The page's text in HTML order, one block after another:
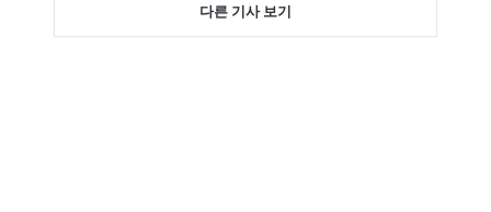
다른 기사 보기